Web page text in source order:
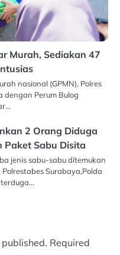
Murah, Sediakan 47
nasional (GPMN), Polres
dengan Perum Bulog
2 Orang Diduga
Paket Sabu Disita
jenis sabu-sabu ditemukan
Surabaya,Polda
Required